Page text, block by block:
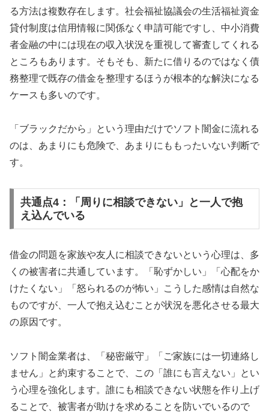
る方法は複数存在します。社会福祉協議会の生活福祉資金
貸付制度は信用情報に関係なく申請可能ですし、中小消費
者金融の中には現在の収入状況を重視して審査してくれる
ところもあります。そもそも、新たに借りるのではなく債
務整理で既存の借金を整理するほうが根本的な解決になる
ケースも多いのです。
「ブラックだから」という理由だけでソフト闇金に流れる
のは、あまりにも危険で、あまりにももったいない判断で
す。
共通点4：「周りに相談できない」と一人で抱
え込んでいる
借金の問題を家族や友人に相談できないという心理は、多
くの被害者に共通しています。「恥ずかしい」「心配をか
けたくない」「怒られるのが怖い」こうした感情は自然な
ものですが、一人で抱え込むことが状況を悪化させる最大
の原因です。
ソフト闇金業者は、「秘密厳守」「ご家族には一切連絡し
ません」と約束することで、この「誰にも言えない」とい
う心理を強化します。誰にも相談できない状態を作り上げ
ることで、被害者が助けを求めることを防いでいるので